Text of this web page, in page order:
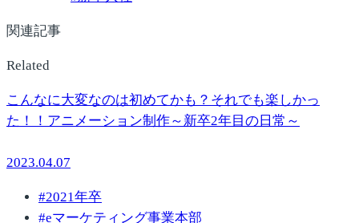
関連記事
Related
こんなに大変なのは初めてかも？それでも楽しかっ
た！！アニメーション制作～新卒2年目の日常～
2023.04.07
#2021年卒
#eマーケティング事業本部